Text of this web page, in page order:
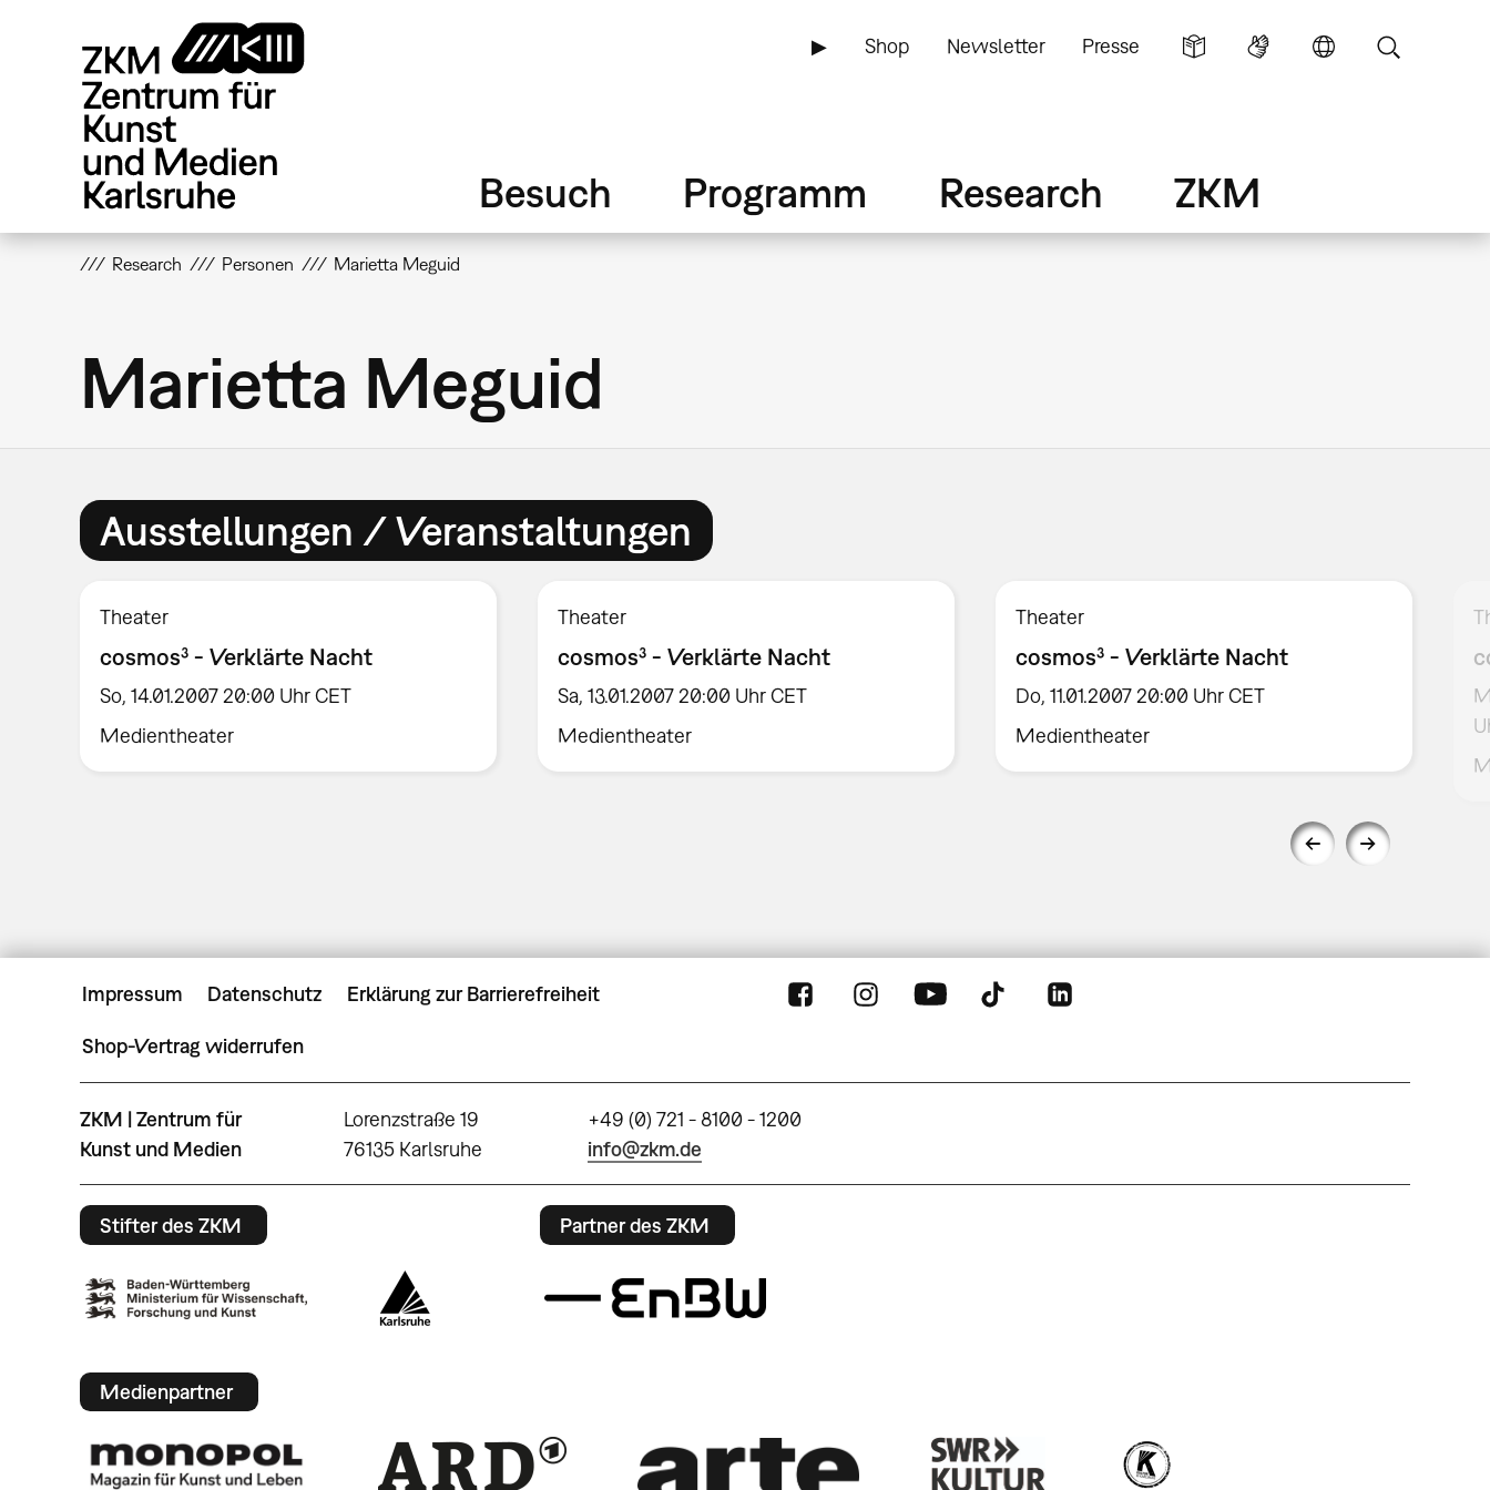
▶ Shop Newsletter Presse
Besuch Programm Research ZKM
Research Personen Marietta Meguid
Marietta Meguid
Ausstellungen / Veranstaltungen
Theater
cosmos³ - Verklärte Nacht
So, 14.01.2007 20:00 Uhr CET
Medientheater
Theater
cosmos³ - Verklärte Nacht
Sa, 13.01.2007 20:00 Uhr CET
Medientheater
Theater
cosmos³ - Verklärte Nacht
Do, 11.01.2007 20:00 Uhr CET
Medientheater
Impressum Datenschutz Erklärung zur Barrierefreiheit
Shop-Vertrag widerrufen
ZKM | Zentrum für
Kunst und Medien
Lorenzstraße 19
76135 Karlsruhe
+49 (0) 721 - 8100 - 1200
info@zkm.de
Stifter des ZKM Partner des ZKM
Medienpartner